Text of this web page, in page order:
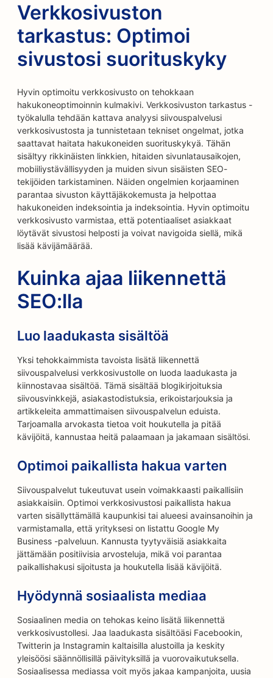
Verkkosivuston
tarkastus: Optimoi
sivustosi suorituskyky
Hyvin optimoitu verkkosivusto on tehokkaan
hakukoneoptimoinnin kulmakivi. Verkkosivuston tarkastus -
työkalulla tehdään kattava analyysi siivouspalvelusi
verkkosivustosta ja tunnistetaan tekniset ongelmat, jotka
saattavat haitata hakukoneiden suorituskykyä. Tähän
sisältyy rikkinäisten linkkien, hitaiden sivunlatausaikojen,
mobiiliystävällisyyden ja muiden sivun sisäisten SEO-
tekijöiden tarkistaminen. Näiden ongelmien korjaaminen
parantaa sivuston käyttäjäkokemusta ja helpottaa
hakukoneiden indeksointia ja indeksointia. Hyvin optimoitu
verkkosivusto varmistaa, että potentiaaliset asiakkaat
löytävät sivustosi helposti ja voivat navigoida siellä, mikä
lisää kävijämäärää.
Kuinka ajaa liikennettä
SEO:lla
Luo laadukasta sisältöä
Yksi tehokkaimmista tavoista lisätä liikennettä
siivouspalvelusi verkkosivustolle on luoda laadukasta ja
kiinnostavaa sisältöä. Tämä sisältää blogikirjoituksia
siivousvinkkejä, asiakastodistuksia, erikoistarjouksia ja
artikkeleita ammattimaisen siivouspalvelun eduista.
Tarjoamalla arvokasta tietoa voit houkutella ja pitää
kävijöitä, kannustaa heitä palaamaan ja jakamaan sisältösi.
Optimoi paikallista hakua varten
Siivouspalvelut tukeutuvat usein voimakkaasti paikallisiin
asiakkaisiin. Optimoi verkkosivustosi paikallista hakua
varten sisällyttämällä kaupunkisi tai alueesi avainsanoihin ja
varmistamalla, että yrityksesi on listattu Google My
Business -palveluun. Kannusta tyytyväisiä asiakkaita
jättämään positiivisia arvosteluja, mikä voi parantaa
paikallishakusi sijoitusta ja houkutella lisää kävijöitä.
Hyödynnä sosiaalista mediaa
Sosiaalinen media on tehokas keino lisätä liikennettä
verkkosivustollesi. Jaa laadukasta sisältöäsi Facebookin,
Twitterin ja Instagramin kaltaisilla alustoilla ja keskity
yleisöösi säännöllisillä päivityksillä ja vuorovaikutuksella.
Sosiaalisessa mediassa voit myös jakaa kampanjoita, uusia